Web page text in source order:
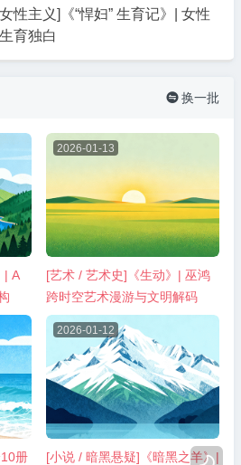
性主义]《“悍妇” 生育记》| 女性
育独白
 换一批
| A
2026-01-13
[艺术 / 艺术史]《生动》| 巫鸿
跨时空艺术漫游与文明解码
册
2026-01-12
[小说 / 暗黑悬疑]《暗黑之羊》|